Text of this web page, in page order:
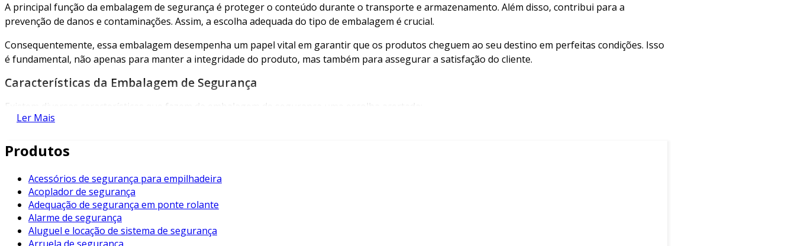
A principal função da embalagem de segurança é proteger o conteúdo durante o transporte e armazenamento. Além disso, contribui para a
prevenção de danos e contaminações. Assim, a escolha adequada do tipo de embalagem é crucial.
Consequentemente, essa embalagem desempenha um papel vital em garantir que os produtos cheguem ao seu destino em perfeitas condições. Isso
é fundamental, não apenas para manter a integridade do produto, mas também para assegurar a satisfação do cliente.
Características da Embalagem de Segurança
Existem diversas características que fazem da embalagem de segurança uma escolha acertada:
Impermeabilidade
Sinalização: Muitas embalagens incluem alertas visuais para indicar potencial risco.
Reciclabilidade: Há uma tendência crescente de usar materiais que podem ser reciclados, promovendo a sustentabilidade.
Esses atributos garantem não somente a segurança do produto, mas também contribuem para uma operação logística mais eficiente.
Ler Mais
Produtos
Acessórios de segurança para empilhadeira
Acoplador de segurança
Adequação de segurança em ponte rolante
Alarme de segurança
Aluguel e locação de sistema de segurança